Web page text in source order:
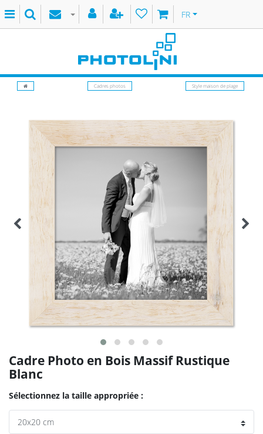
FR
Cadres photos Style maison de plage
Cadre Photo en Bois Massif Rustique
Blanc
Sélectionnez la taille appropriée :